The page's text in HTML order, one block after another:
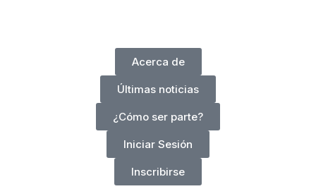
Acerca de
Últimas noticias
¿Cómo ser parte?
Iniciar Sesión
Inscribirse